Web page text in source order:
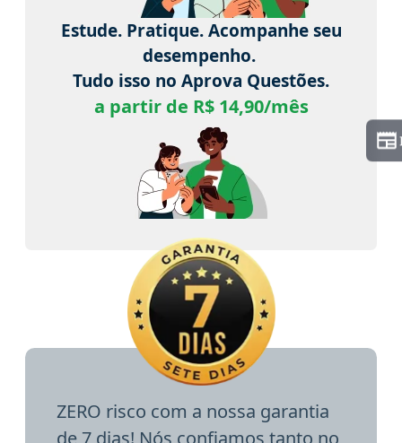
Estude. Pratique. Acompanhe seu
desempenho.
Tudo isso no Aprova Questões.
a partir de R$ 14,90/mês
ZERO risco com a nossa garantia
de 7 dias! Nós confiamos tanto no